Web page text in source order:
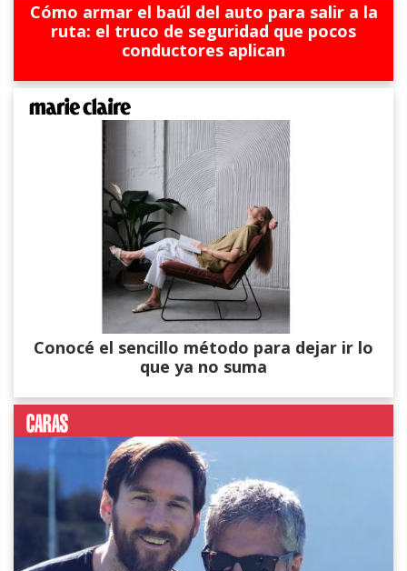
Cómo armar el baúl del auto para salir a la
ruta: el truco de seguridad que pocos
conductores aplican
Conocé el sencillo método para dejar ir lo
que ya no suma